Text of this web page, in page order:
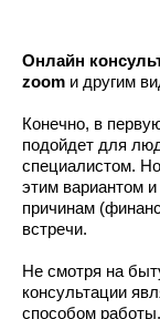
Онлайн
zoom и другим
Конечно, в
подойдет для
специалистом.
этим вариантом
причинам
встречи.
Не смотря на
консультации
способом работы.